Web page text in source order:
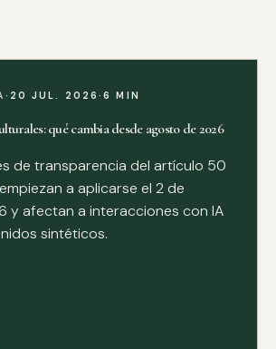
· 20 JUL. 2026·6 MIN
qué cambia desde agosto de 2026
de transparencia del artículo 50
a aplicarse el 2 de
y afectan a interacciones con IA
sintéticos.